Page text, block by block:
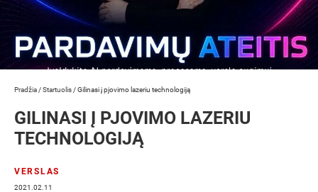
Pradžia /Startuolis /Gilinasi į pjovimo lazeriu technologiją
GILINASI Į PJOVIMO LAZERIU
TECHNOLOGIJĄ
VERSLAS
2021.02.11